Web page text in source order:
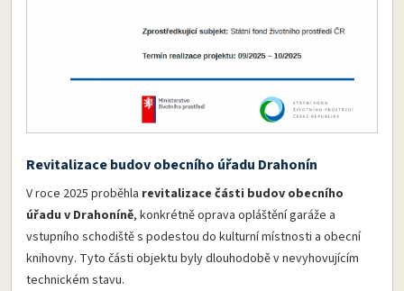
Revitalizace budov obecního úřadu Drahonín
V roce 2025 proběhla revitalizace části budov obecního
úřadu v Drahoníně, konkrétně oprava opláštění garáže a
vstupního schodiště s podestou do kulturní místnosti a obecní
knihovny. Tyto části objektu byly dlouhodobě v nevyhovujícím
technickém stavu.